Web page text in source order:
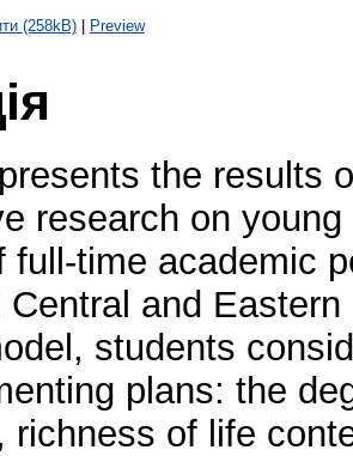
(258kB)| Preview
the results
research on
full-time academic
Central and
students
plans: the
richness of life